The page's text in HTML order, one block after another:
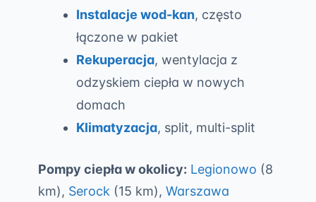
Instalacje wod-kan, często
łączone w pakiet
Rekuperacja, wentylacja z
odzyskiem ciepła w nowych
domach
Klimatyzacja, split, multi-split
Pompy ciepła w okolicy: Legionowo (8
km), Serock (15 km), Warszawa